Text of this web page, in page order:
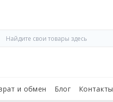
и обмен Блог Контакты